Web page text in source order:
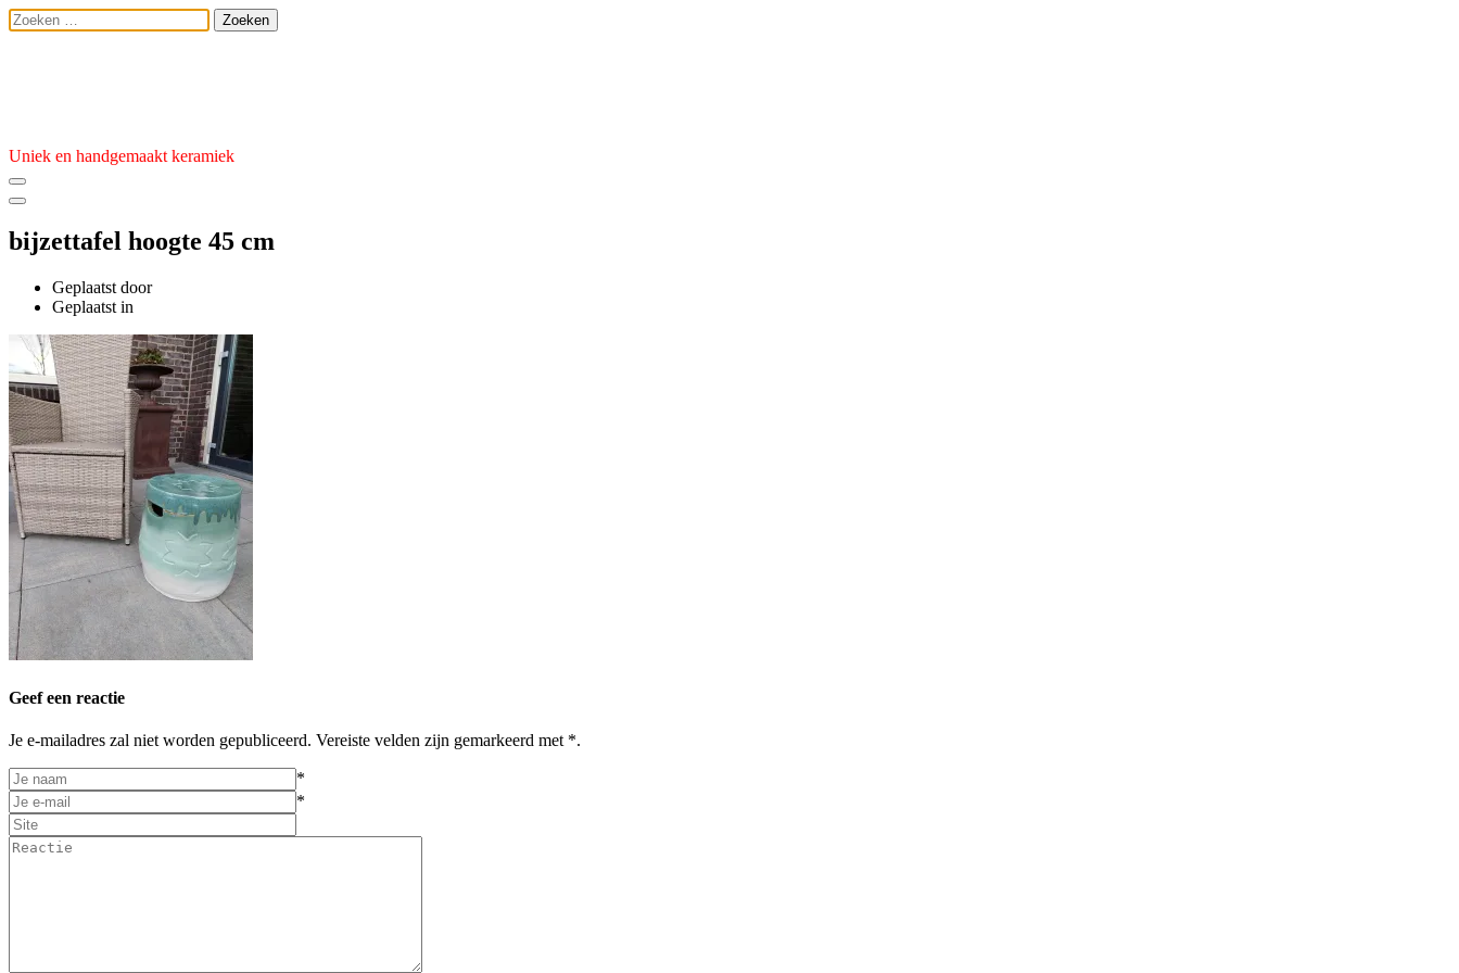
Ga
naar
Zoeken
naar:
Uniek en handgemaakt keramiek
bijzettafel hoogte 45 cm
Geplaatst door
Geplaatst
17
maart
202222
mei
2022
Geplaatst in
Geef een reactie
Je e-mailadres zal niet worden gepubliceerd. Vereiste velden zijn gemarkeerd met *.
*
*